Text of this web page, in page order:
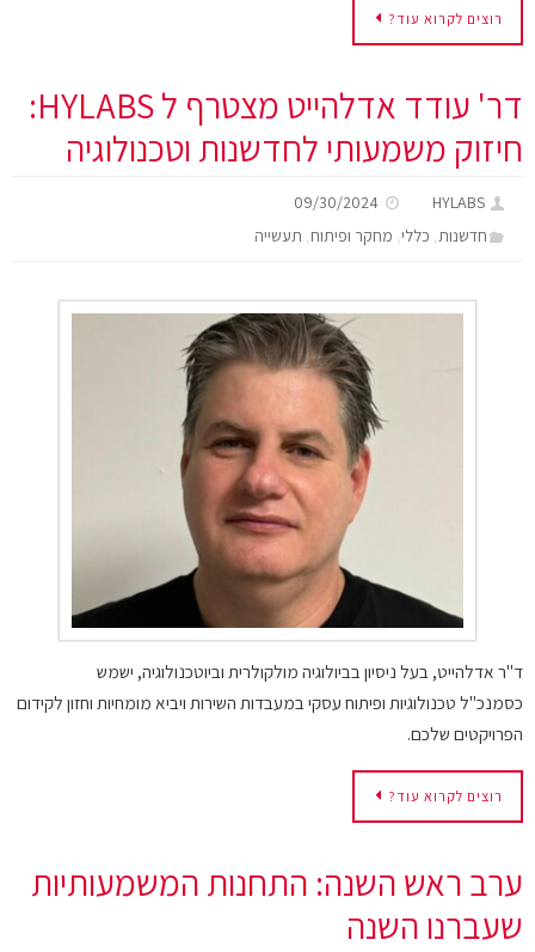
רוצים לקרוא עוד?
דר' עודד אדלהייט מצטרף ל HYLABS:
חיזוק משמעותי לחדשנות וטכנולוגיה
HYLABS
09/30/2024
חדשנות, כללי, מחקר ופיתוח, תעשייה
ד"ר אדלהייט, בעל ניסיון בביולוגיה מולקולרית וביוטכנולוגיה, ישמש
כסמנכ"ל טכנולוגיות ופיתוח עסקי במעבדות השירות ויביא מומחיות וחזון לקידום
הפרויקטים שלכם.
רוצים לקרוא עוד?
ערב ראש השנה: התחנות המשמעותיות
שעברנו השנה